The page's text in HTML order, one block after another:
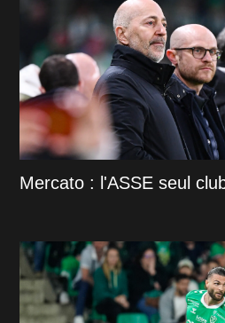
Mercato : l'ASSE seul